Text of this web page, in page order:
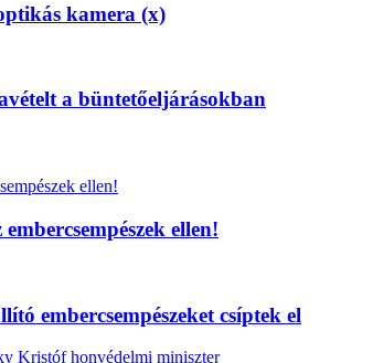
kamera (x)
a büntetőeljárásokban
ellen!
embercsempészeket csíptek el